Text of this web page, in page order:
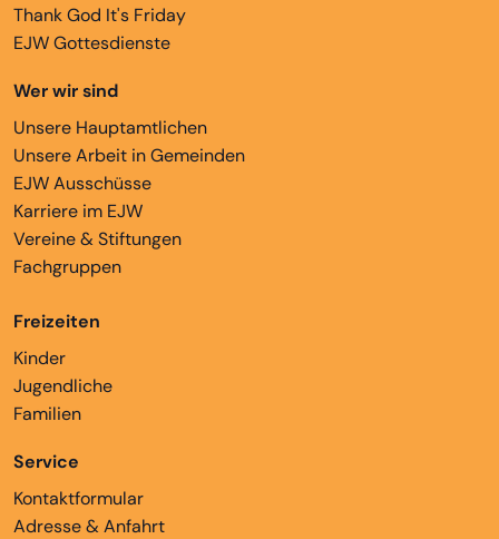
Thank God It's Friday
EJW Gottesdienste
Wer wir sind
Unsere Hauptamtlichen
Unsere Arbeit in Gemeinden
EJW Ausschüsse
Karriere im EJW
Vereine & Stiftungen
Fachgruppen
Freizeiten
Kinder
Jugendliche
Familien
Service
Kontaktformular
Adresse & Anfahrt